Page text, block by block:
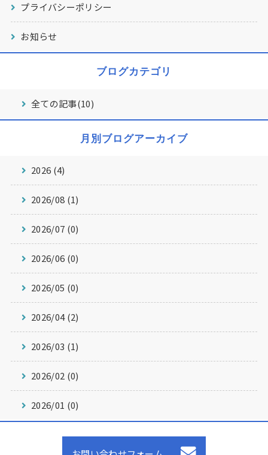
プライバシーポリシー
お知らせ
ブログカテゴリ
全ての記事(10)
月別ブログアーカイブ
2026 (4)
2026/08 (1)
2026/07 (0)
2026/06 (0)
2026/05 (0)
2026/04 (2)
2026/03 (1)
2026/02 (0)
2026/01 (0)